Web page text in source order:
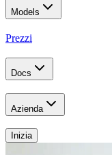
Models
Prezzi
Docs
Azienda
Inizia